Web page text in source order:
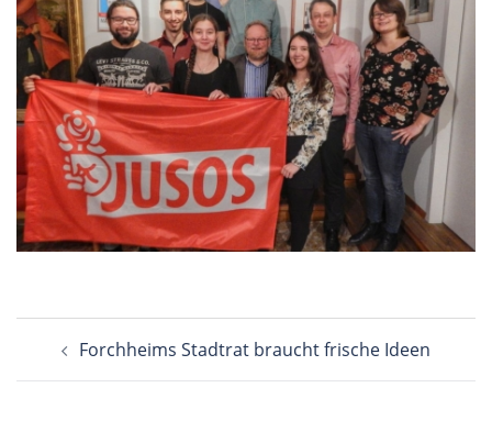
Forchheims Stadtrat braucht frische Ideen